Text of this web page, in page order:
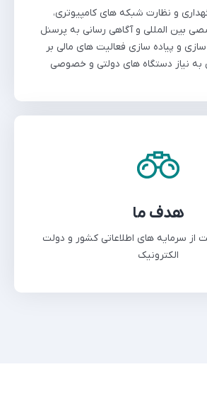
و نظارت شبکه های کامپیوتری،
بین المللی و آگاهی رسانی به پرسنل
و پیاده سازی فعالیت های مالی بر
به نیاز دستگاه های دولتی و خصوصی
هدف ما
از سرمایه های اطلاعاتی کشور و دولت
الکترونیک